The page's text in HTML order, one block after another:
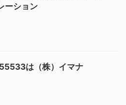
ーション
は（株）イマナ